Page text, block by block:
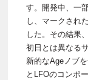
す。開発中、一
し、マークされ
した。その結果
初日とは異なる
新的なAgeノブ
とLFOのコンポ